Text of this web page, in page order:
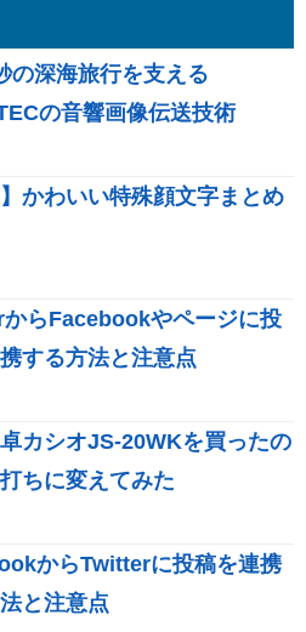
の深海旅行を支える
の音響画像伝送技術
】かわいい特殊顔文字まとめ
らFacebookやページに投
する方法と注意点
カシオJS-20WKを買ったの
ちに変えてみた
からTwitterに投稿を連携
と注意点